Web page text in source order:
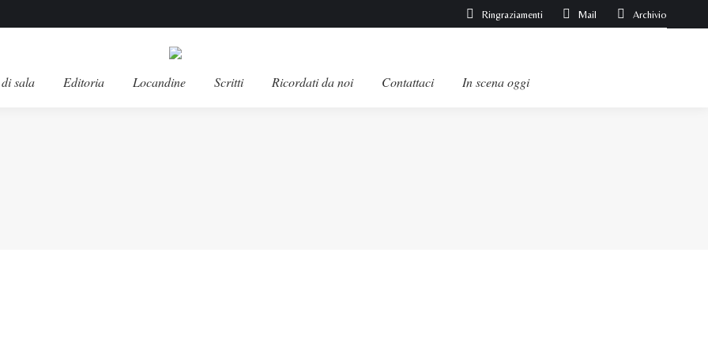
Ringraziamenti Mail Archivio
sala Editoria Locandine Scritti Ricordati da noi Contattaci In scena oggi